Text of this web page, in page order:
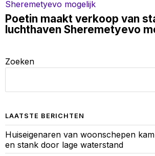
Poetin maakt verkoop van
luchthaven Sheremetyevo
Zoeken
LAATSTE BERICHTEN
Huiseigenaren van woonschepen
en stank door lage waterstand